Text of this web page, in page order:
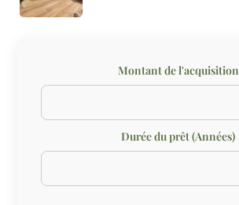
Montant de l'acquisition
Durée du prêt (Années)